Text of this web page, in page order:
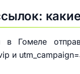
Гомеле
и